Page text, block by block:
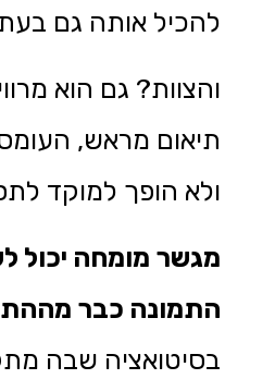
להכיל אותה גם
והצוות? גם הוא
תיאום מראש,
ולא הופך למוקד
מגשר מומחה יכול
התמונה כבר
בסיטואציה שבה